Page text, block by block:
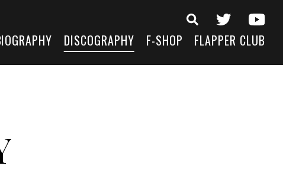
DISCOGRAPHY F-SHOP FLAPPER CLUB